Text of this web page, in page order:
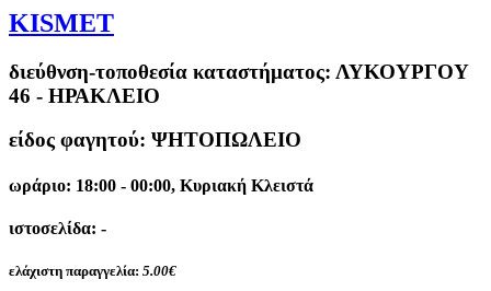
KISMET
διεύθνση-τοποθεσία καταστήματος: ΛΥΚΟΥΡΓΟΥ
46 - ΗΡΑΚΛΕΙΟ
είδος φαγητού: ΨΗΤΟΠΩΛΕΙΟ
ωράριο: 18:00 - 00:00, Κυριακή Κλειστά
ιστοσελίδα: -
ελάχιστη παραγγελία: 5.00€